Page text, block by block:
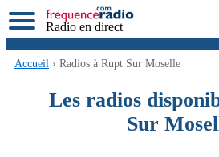
Radio en direct
Accueil › Radios à Rupt Sur Moselle
Les radios
Sur